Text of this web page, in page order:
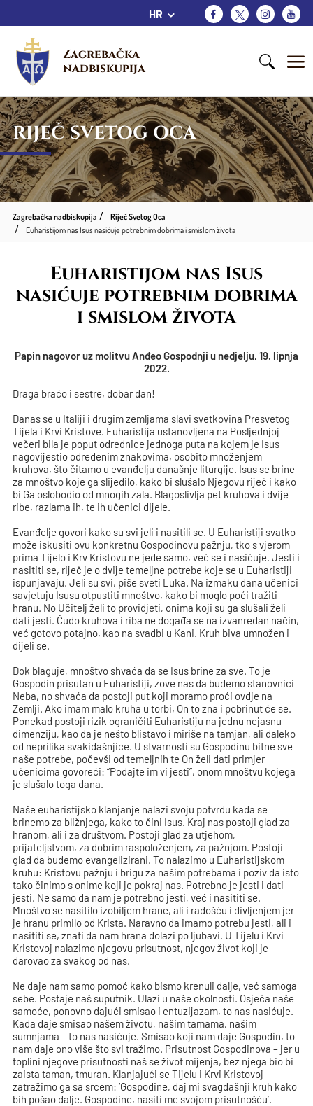
HR
Zagrebačka
nadbiskupija
RIJEČ SVETOG OCA
Zagrebačka nadbiskupija
Riječ Svetog Oca
Euharistijom nas Isus nasićuje potrebnim dobrima i smislom života
Euharistijom nas Isus
nasićuje potrebnim dobrima
i smislom života
Papin nagovor uz molitvu Anđeo Gospodnji u nedjelju, 19. lipnja
2022.
Draga braćo i sestre, dobar dan!
Danas se u Italiji i drugim zemljama slavi svetkovina Presvetog
Tijela i Krvi Kristove. Euharistija ustanovljena na Posljednjoj
večeri bila je poput odrednice jednoga puta na kojem je Isus
nagovijestio određenim znakovima, osobito množenjem
kruhova, što čitamo u evanđelju današnje liturgije. Isus se brine
za mnoštvo koje ga slijedilo, kako bi slušalo Njegovu riječ i kako
bi Ga oslobodio od mnogih zala. Blagoslivlja pet kruhova i dvije
ribe, razlama ih, te ih učenici dijele.
Evanđelje govori kako su svi jeli i nasitili se. U Euharistiji svatko
može iskusiti ovu konkretnu Gospodinovu pažnju, tko s vjerom
prima Tijelo i Krv Kristovu ne jede samo, već se i nasićuje. Jesti i
nasititi se, riječ je o dvije temeljne potrebe koje se u Euharistiji
ispunjavaju. Jeli su svi, piše sveti Luka. Na izmaku dana učenici
savjetuju Isusu otpustiti mnoštvo, kako bi moglo poći tražiti
hranu. No Učitelj želi to providjeti, onima koji su ga slušali želi
dati jesti. Čudo kruhova i riba ne događa se na izvanredan način,
već gotovo potajno, kao na svadbi u Kani. Kruh biva umnožen i
dijeli se.
Dok blaguje, mnoštvo shvaća da se Isus brine za sve. To je
Gospodin prisutan u Euharistiji, zove nas da budemo stanovnici
Neba, no shvaća da postoji put koji moramo proći ovdje na
Zemlji. Ako imam malo kruha u torbi, On to zna i pobrinut će se.
Ponekad postoji rizik ograničiti Euharistiju na jednu nejasnu
dimenziju, kao da je nešto blistavo i miriše na tamjan, ali daleko
od neprilika svakidašnjice. U stvarnosti su Gospodinu bitne sve
naše potrebe, počevši od temeljnih te On želi dati primjer
učenicima govoreći: “Podajte im vi jesti”, onom mnoštvu kojega
je slušalo toga dana.
Naše euharistijsko klanjanje nalazi svoju potvrdu kada se
brinemo za bližnjega, kako to čini Isus. Kraj nas postoji glad za
hranom, ali i za društvom. Postoji glad za utjehom,
prijateljstvom, za dobrim raspoloženjem, za pažnjom. Postoji
glad da budemo evangelizirani. To nalazimo u Euharistijskom
kruhu: Kristovu pažnju i brigu za našim potrebama i poziv da isto
tako činimo s onime koji je pokraj nas. Potrebno je jesti i dati
jesti. Ne samo da nam je potrebno jesti, već i nasititi se.
Mnoštvo se nasitilo izobiljem hrane, ali i radošću i divljenjem jer
je hranu primilo od Krista. Naravno da imamo potrebu jesti, ali i
nasititi se, znati da nam hrana dolazi po ljubavi. U Tijelu i Krvi
Kristovoj nalazimo njegovu prisutnost, njegov život koji je
darovao za svakog od nas.
Ne daje nam samo pomoć kako bismo krenuli dalje, već samoga
sebe. Postaje naš suputnik. Ulazi u naše okolnosti. Osjeća naše
samoće, ponovno dajući smisao i entuzijazam, to nas nasićuje.
Kada daje smisao našem životu, našim tamama, našim
sumnjama – to nas nasićuje. Smisao koji nam daje Gospodin, to
nam daje ono više što svi tražimo. Prisutnost Gospodinova – jer u
toplini njegove prisutnosti naš se život mijenja, bez njega bio bi
zaista taman, tmuran. Klanjajući se Tijelu i Krvi Kristovoj
zatražimo ga sa srcem: ‘Gospodine, daj mi svagdašnji kruh kako
bih pošao dalje. Gospodine, nasiti me svojom prisutnošću’.